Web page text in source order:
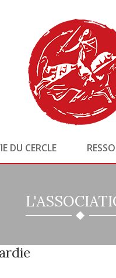
DU CERCLE